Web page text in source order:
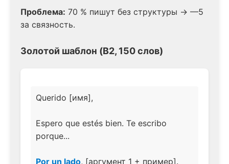
Проблема: 70 % пишут без структуры → —5
за связность.
Золотой шаблон (B2, 150 слов)
Querido [имя],
Espero que estés bien. Te escribo
porque...
Por un lado, [аргумент 1 + пример].